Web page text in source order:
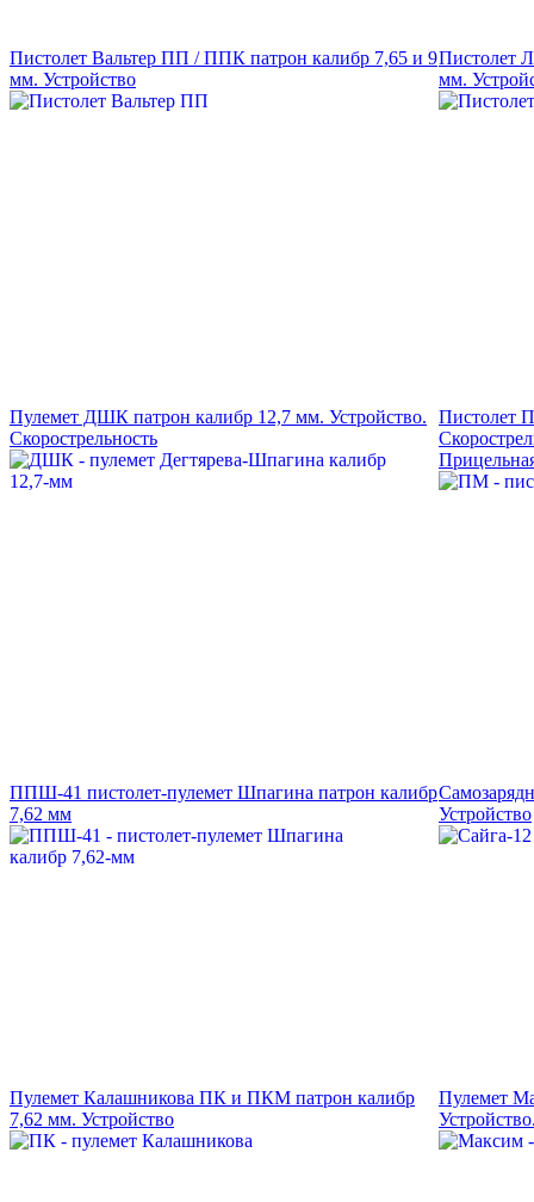
Пистолет Вальтер ПП / ППК патрон калибр 7,65 и 9
мм. Устройство
Пистолет
мм.
Пулемет ДШК патрон калибр 12,7 мм. Устройство.
Скорострельность
Пистолет
ППШ-41 пистолет-пулемет Шпагина патрон калибр
7,62 мм
Устройство
Пулемет Калашникова ПК и ПКМ патрон калибр
7,62 мм. Устройство
Пулемет